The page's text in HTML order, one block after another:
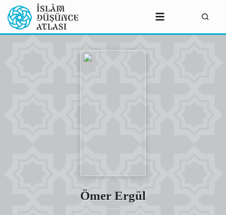
Ömer Ergül